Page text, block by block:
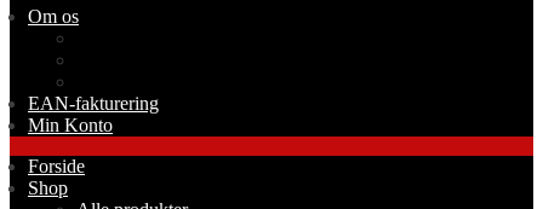
Om os
EAN-fakturering
Min Konto
Forside
Shop